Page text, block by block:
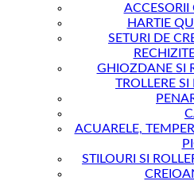
ACCESORII
HARTIE
SETURI DE
GHIOZDANE SI
TROLLERE SI
ACUARELE,
STILOURI SI